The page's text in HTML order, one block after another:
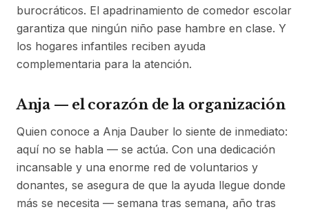
burocráticos. El apadrinamiento de comedor escolar
garantiza que ningún niño pase hambre en clase. Y
los hogares infantiles reciben ayuda
complementaria para la atención.
Anja — el corazón de la organización
Quien conoce a Anja Dauber lo siente de inmediato:
aquí no se habla — se actúa. Con una dedicación
incansable y una enorme red de voluntarios y
donantes, se asegura de que la ayuda llegue donde
más se necesita — semana tras semana, año tras